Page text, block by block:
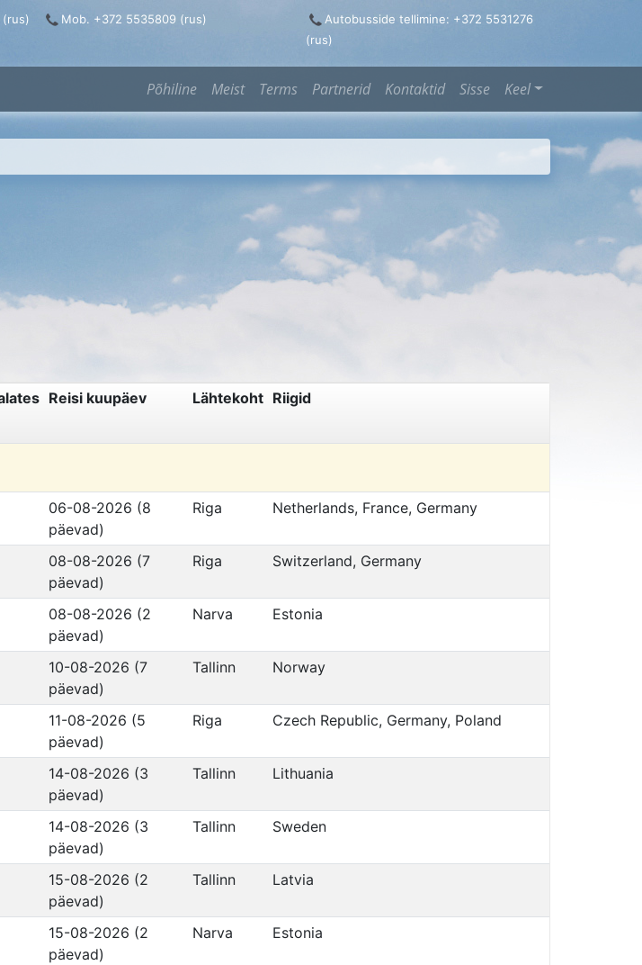
(rus) Mob. +372 5535809 (rus)
Autobusside tellimine: +372 5531276
(rus)
Põhiline Meist Terms Partnerid Kontaktid Sisse Keel
Reisi kuupäev Lähtekoht Riigid
06-08-2026 (8
päevad)
Riga Netherlands, France, Germany
08-08-2026 (7
päevad)
Riga Switzerland, Germany
08-08-2026 (2
päevad)
Narva Estonia
10-08-2026 (7
päevad)
Tallinn Norway
11-08-2026 (5
päevad)
Riga Czech Republic, Germany, Poland
14-08-2026 (3
päevad)
Tallinn Lithuania
14-08-2026 (3
päevad)
Tallinn Sweden
15-08-2026 (2
päevad)
Tallinn Latvia
15-08-2026 (2
päevad)
Narva Estonia